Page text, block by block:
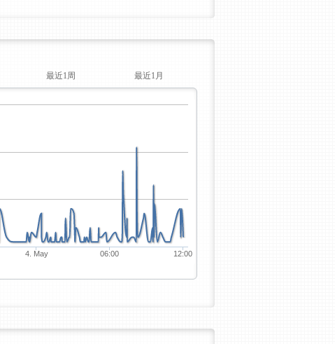
最近1周 最近1月
4. May 06:00 12:00